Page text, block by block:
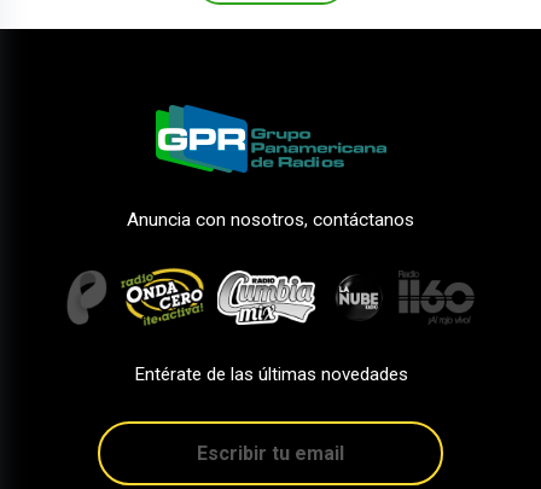
Anuncia con nosotros, contáctanos
Entérate de las últimas novedades